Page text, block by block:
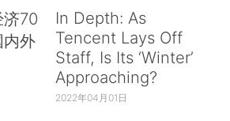
70
内外
In Depth: As
Tencent Lays Off
Staff, Is Its ‘Winter’
Approaching?
2022年04月01日